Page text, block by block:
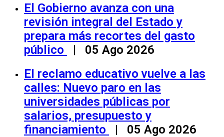
El Gobierno avanza con una
revisión integral del Estado y
prepara más recortes del gasto
público
| 05 Ago 2026
El reclamo educativo vuelve a las
calles: Nuevo paro en las
universidades públicas por
salarios, presupuesto y
financiamiento
| 05 Ago 2026